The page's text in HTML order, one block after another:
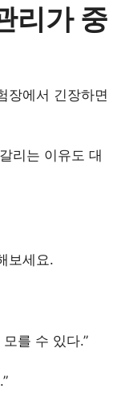
리가 중
장에서 긴장하면
리는 이유도 대
보세요.
를 수 있다.”